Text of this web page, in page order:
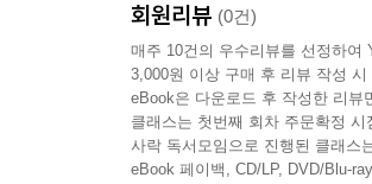
회원리뷰 (0건)
매주 10건의 우수리뷰를 선정하여
3,000원 이상 구매 후 리뷰 작성 시
eBook은 다운로드 후 작성한 리뷰
클래스는 첫번째 회차 주문확정
사락 독서모임으로 진행된 클래스
eBook 페이백, CD/LP, DVD/Blu-